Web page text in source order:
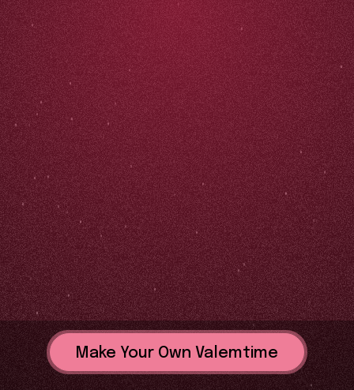
Make Your Own Valemtime